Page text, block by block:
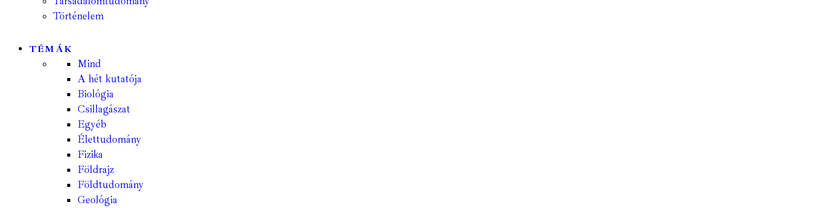
Történelem
TÉMÁK
Mind
A hét kutatója
Biológia
Csillagászat
Egyéb
Élettudomány
Fizika
Földrajz
Földtudomány
Geológia